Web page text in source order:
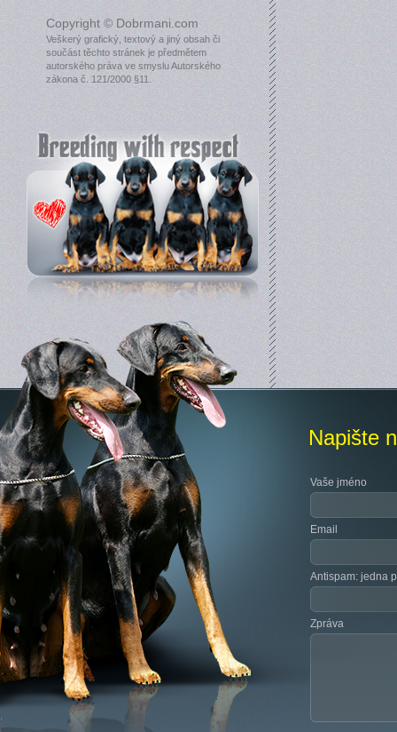
Copyright © Dobrmani.com
Veškerý grafický, textový a jiný obsah či
součást těchto stránek je předmětem
autorského práva ve smyslu Autorského
zákona č. 121/2000 §11.
Napište
Vaše jméno
Email
Antispam: jedna
Zpráva